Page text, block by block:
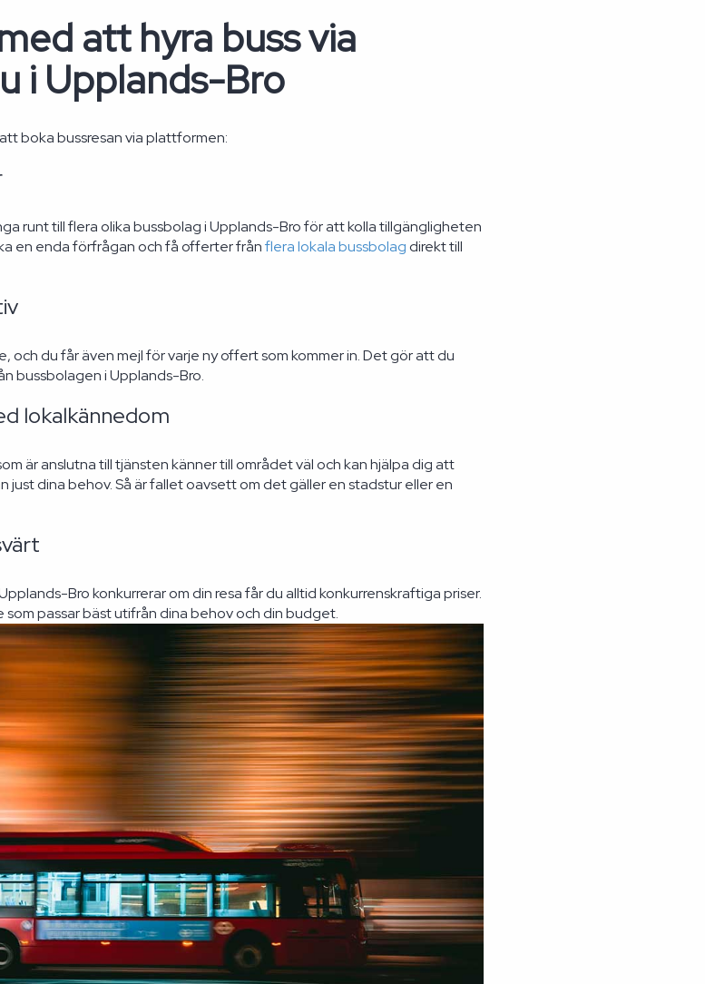
att hyra buss via
i Upplands-Bro
boka bussresan via plattformen:
runt till flera olika bussbolag i Upplands-Bro för att kolla tillgängligheten
en enda förfrågan och få offerter frånflera lokala bussbolag direkt till
och du får även mejl för varje ny offert som kommer in. Det gör att du
bussbolagen i Upplands-Bro.
lokalkännedom
är anslutna till tjänsten känner till området väl och kan hjälpa dig att
just dina behov. Så är fallet oavsett om det gäller en stadstur eller en
Bro konkurrerar om din resa får du alltid konkurrenskraftiga priser.
som passar bäst utifrån dina behov och din budget.